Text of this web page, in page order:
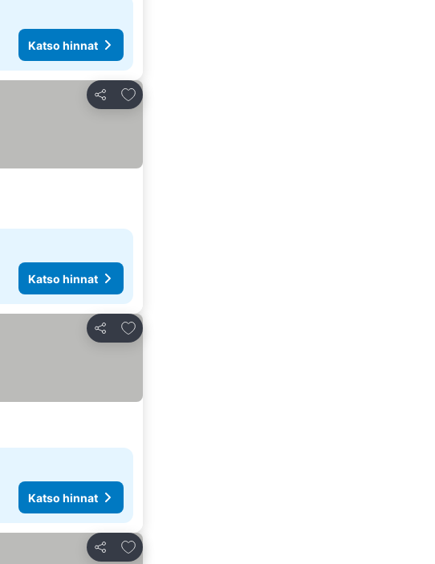
Katso hinnat
Jaa
Lisää suosikkeihin
Katso hinnat
Jaa
Lisää suosikkeihin
Katso hinnat
Jaa
Lisää suosikkeihin